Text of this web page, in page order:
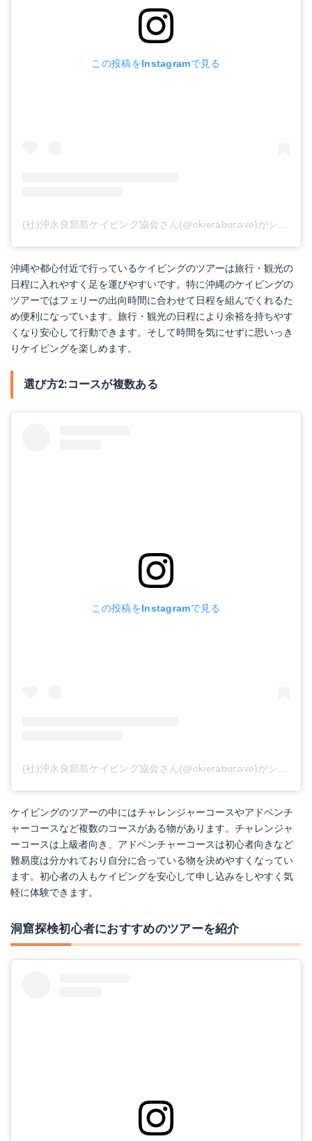
この投稿をInstagramで見る
沖縄や都心付近で行っているケイビングのツアーは旅行・観光の
日程に入れやすく足を運びやすいです。特に沖縄のケイビングの
ツアーではフェリーの出向時間に合わせて日程を組んでくれるた
め便利になっています。旅行・観光の日程により余裕を持ちやす
くなり安心して行動できます。そして時間を気にせずに思いっき
りケイビングを楽しめます。
選び方2:コースが複数ある
この投稿をInstagramで見る
ケイビングのツアーの中にはチャレンジャーコースやアドベンチ
ャーコースなど複数のコースがある物があります。チャレンジャ
ーコースは上級者向き、アドベンチャーコースは初心者向きなど
難易度は分かれており自分に合っている物を決めやすくなってい
ます。初心者の人もケイビングを安心して申し込みをしやすく気
軽に体験できます。
洞窟探検初心者におすすめのツアーを紹介